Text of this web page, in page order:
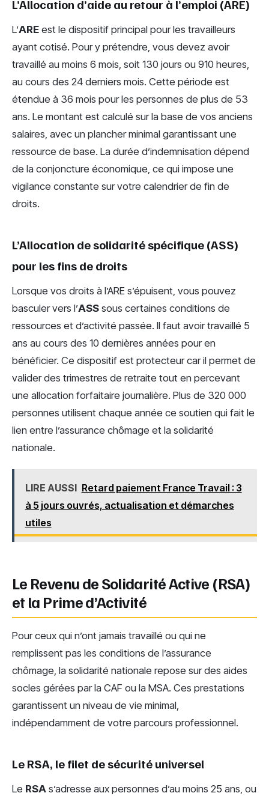
L’Allocation d’aide au retour à l’emploi (ARE)
L’ARE est le dispositif principal pour les travailleurs
ayant cotisé. Pour y prétendre, vous devez avoir
travaillé au moins 6 mois, soit 130 jours ou 910 heures,
au cours des 24 derniers mois. Cette période est
étendue à 36 mois pour les personnes de plus de 53
ans. Le montant est calculé sur la base de vos anciens
salaires, avec un plancher minimal garantissant une
ressource de base. La durée d’indemnisation dépend
de la conjoncture économique, ce qui impose une
vigilance constante sur votre calendrier de fin de
droits.
L’Allocation de solidarité spécifique (ASS)
pour les fins de droits
Lorsque vos droits à l’ARE s’épuisent, vous pouvez
basculer vers l’ASS sous certaines conditions de
ressources et d’activité passée. Il faut avoir travaillé 5
ans au cours des 10 dernières années pour en
bénéficier. Ce dispositif est protecteur car il permet de
valider des trimestres de retraite tout en percevant
une allocation forfaitaire journalière. Plus de 320 000
personnes utilisent chaque année ce soutien qui fait le
lien entre l’assurance chômage et la solidarité
nationale.
LIRE AUSSI Retard paiement France Travail : 3
à 5 jours ouvrés, actualisation et démarches
utiles
Le Revenu de Solidarité Active (RSA)
et la Prime d’Activité
Pour ceux qui n’ont jamais travaillé ou qui ne
remplissent pas les conditions de l’assurance
chômage, la solidarité nationale repose sur des aides
socles gérées par la CAF ou la MSA. Ces prestations
garantissent un niveau de vie minimal,
indépendamment de votre parcours professionnel.
Le RSA, le filet de sécurité universel
Le RSA s’adresse aux personnes d’au moins 25 ans, ou